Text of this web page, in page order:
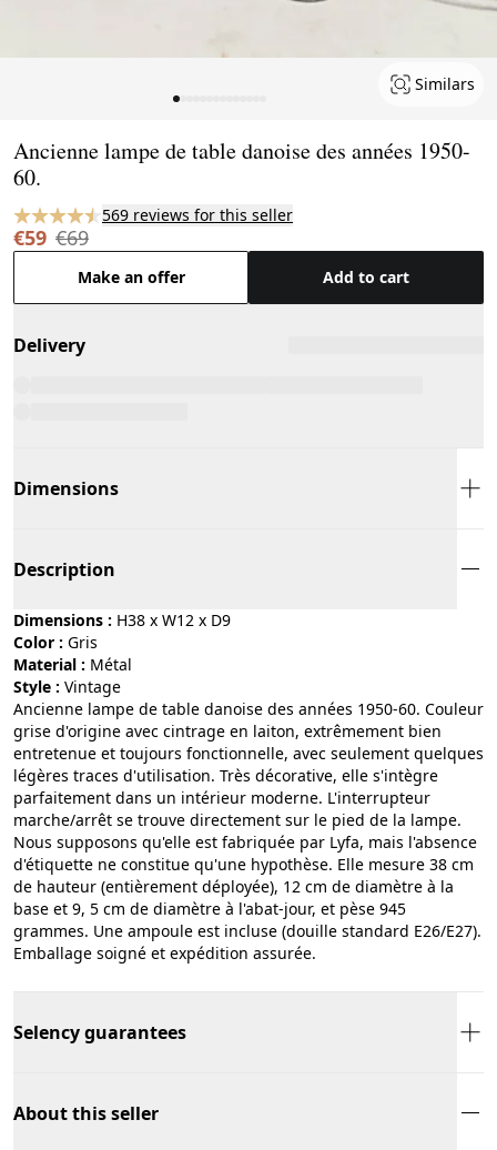
Similars
Ancienne lampe de table danoise des années 1950-
60.
569 reviews for this seller
€59 €69
Make an offer Add to cart
Delivery
Dimensions
Description
Dimensions : H38 x W12 x D9
Color :
gris
Material :
métal
Style :
vintage
Ancienne lampe de table danoise des années 1950-60. Couleur
grise d'origine avec cintrage en laiton, extrêmement bien
entretenue et toujours fonctionnelle, avec seulement quelques
légères traces d'utilisation. Très décorative, elle s'intègre
parfaitement dans un intérieur moderne. L'interrupteur
marche/arrêt se trouve directement sur le pied de la lampe.
Nous supposons qu'elle est fabriquée par Lyfa, mais l'absence
d'étiquette ne constitue qu'une hypothèse. Elle mesure 38 cm
de hauteur (entièrement déployée), 12 cm de diamètre à la
base et 9, 5 cm de diamètre à l'abat-jour, et pèse 945
grammes. Une ampoule est incluse (douille standard E26/E27).
Emballage soigné et expédition assurée.
Selency guarantees
About this seller